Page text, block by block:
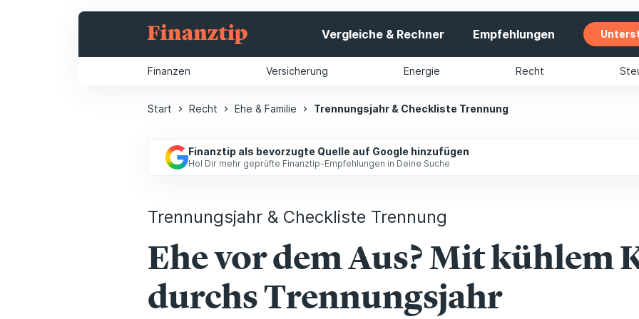
Vergleiche & Rechner Empfehlungen
Finanzen Versicherung Energie Recht
Start Recht Ehe & Familie Trennungsjahr & Checkliste Trennung
Finanztip als bevorzugte Quelle auf Google hinzufügen
Hol Dir mehr geprüfte Finanztip-Empfehlungen in Deine Suche
Trennungsjahr & Checkliste Trennung
Ehe vor dem Aus? Mit kühlem
durchs Trennungsjahr